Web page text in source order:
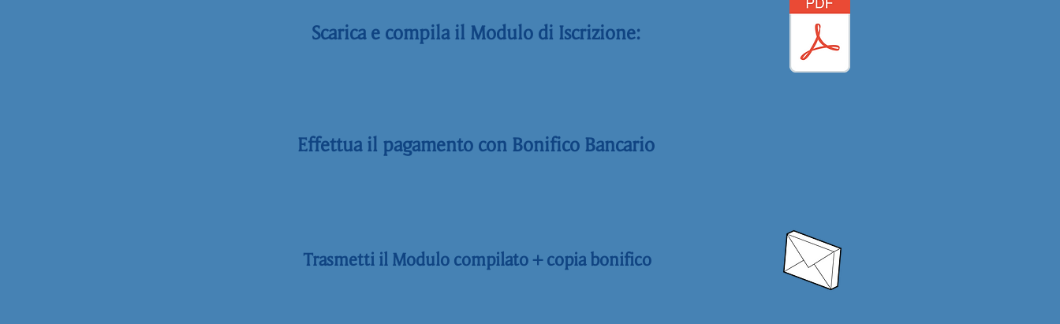
Scarica e compila il Modulo di Iscrizione:
Effettua il pagamento con Bonifico Bancario
Trasmetti il Modulo compilato + copia bonifico